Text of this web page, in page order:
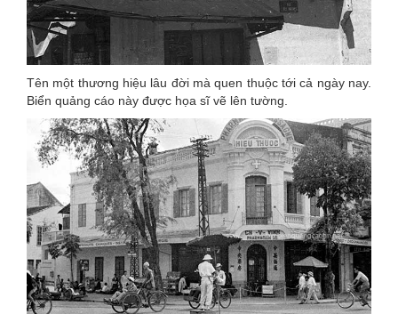
Tên một thương hiệu lâu đời mà quen thuộc tới cả ngày nay.
Biển quảng cáo này được họa sĩ vẽ lên tường.